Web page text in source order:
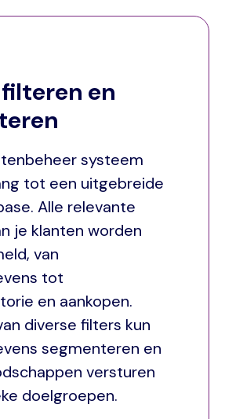
en
systeem
tot een uitgebreide
Alle relevante
je klanten worden
van
tot
en aankopen.
diverse filters kun
segmenteren en
versturen
doelgroepen.